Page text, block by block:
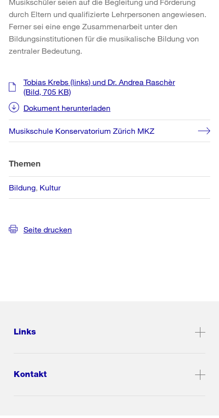
durch Eltern und qualifizierte Lehrpersonen angewiesen.
Ferner sei eine enge Zusammenarbeit unter den
Bildungsinstitutionen für die musikalische Bildung von
zentraler Bedeutung.
Weitere
Informationen
Tobias Krebs (links) und Dr. Andrea Raschèr
(Bild, 705 KB)
Dokument herunterladen
Musikschule Konservatorium Zürich MKZ
Themen
Bildung Kultur
Seite drucken
Links
Kontakt